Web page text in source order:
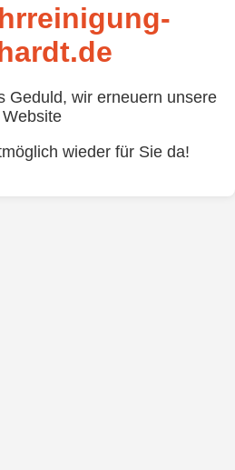
Geduld, wir erneuern unsere
Website
wieder für Sie da!